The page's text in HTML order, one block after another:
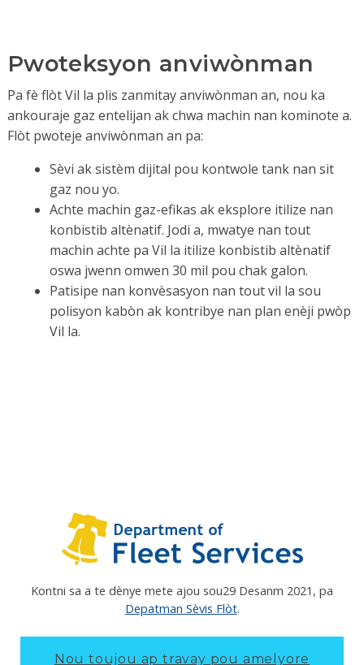
Pwoteksyon anviwònman
Pa fè flòt Vil la plis zanmitay anviwònman an, nou ka
ankouraje gaz entelijan ak chwa machin nan kominote a.
Flòt pwoteje anviwònman an pa:
Sèvi ak sistèm dijital pou kontwole tank nan sit
gaz nou yo.
Achte machin gaz-efikas ak eksplore itilize nan
konbistib altènatif. Jodi a, mwatye nan tout
machin achte pa Vil la itilize konbistib altènatif
oswa jwenn omwen 30 mil pou chak galon.
Patisipe nan konvèsasyon nan tout vil la sou
polisyon kabòn ak kontribye nan plan enèji pwòp
Vil la.
Kontni sa a te dènye mete ajou sou29 Desanm 2021 , pa
Depatman Sèvis Flòt.
Nou toujou ap travay pou amelyore